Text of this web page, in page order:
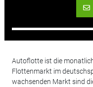
Autoflotte ist die
Flottenmarkt im
wachsenden Markt sind